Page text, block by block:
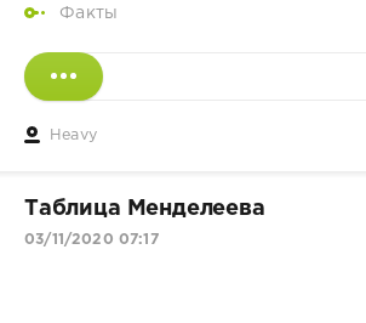
Факты
Heavy
Таблица Менделеева
03/11/2020 07:17